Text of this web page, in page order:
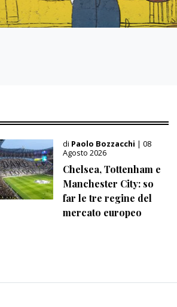
di Paolo Bozzacchi | 08
Agosto 2026
Chelsea, Tottenham e
Manchester City: so
far le tre regine del
mercato europeo